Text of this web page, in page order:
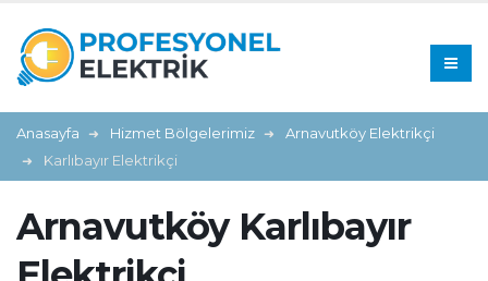
Anasayfa Hizmet Bölgelerimiz
Arnavutköy Elektrikçi
Karlıbayır Elektrikçi
Arnavutköy Karlıbayır